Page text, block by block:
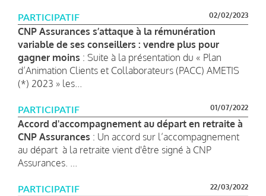
PARTICIPATIF 02/02/2023
CNP Assurances s’attaque à la rémunération
variable de ses conseillers : vendre plus pour
gagner moins : Suite à la présentation du « Plan
d’Animation Clients et Collaborateurs (PACC) AMETIS
(*) 2023 » les...
PARTICIPATIF 01/07/2022
Accord d'accompagnement au départ en retraite à
CNP Assurances : Un accord sur l’accompagnement
au départ à la retraite vient d'être signé à CNP
Assurances. ...
PARTICIPATIF 22/03/2022